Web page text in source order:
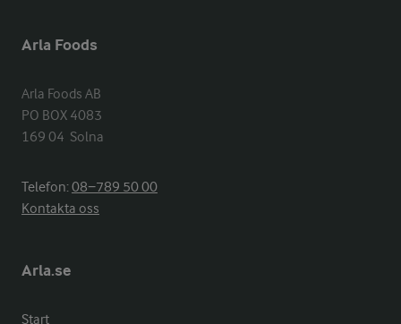
Arla Foods
Arla Foods AB
PO BOX 4083
169 04  Solna
Telefon:08−789 50 00
Kontakta oss
Arla.se
Start